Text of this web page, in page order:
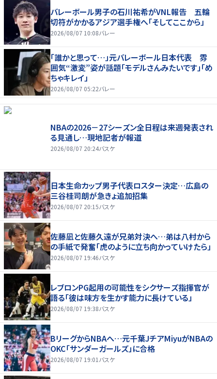
バレーボール男子の石川祐希がVNL報告 五輪
切符がかかるアジア選手権へ「そしてここから」
2026/08/07 10:08バレー
「誰かと思って…」元バレーボール日本代表 雰
囲気“激変”姿が話題「モデルさんみたいです」「め
ちゃキレイ」
2026/08/07 05:22バレー
NBAの2026－27シーズン全日程は来週発表され
る見通し…現地記者が報道
2026/08/07 20:24バスケ
日本生命カップ男子代表ロスター決定…広島の
三谷桂司朗が急きょ追加招集
2026/08/07 20:15バスケ
佐藤凪と佐藤久遠が兄弟対決へ…弟は八村から
の手紙で発奮「虎のように立ち向かっていけたら」
2026/08/07 19:46バスケ
レブロンPG起用の可能性をシクサーズ指揮官が
語る「彼は味方を生かす能力に長けている」
2026/08/07 19:38バスケ
BリーグからNBAへ…元千葉JチアMiyuがNBAの
OKC「サンダーガールズ」に合格
2026/08/07 19:01 バスケ